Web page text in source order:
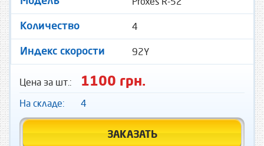
Количество 4
Индекс скорости 92Y
Цена за шт.: 1100 грн.
На складе: 4
ЗАКАЗАТЬ